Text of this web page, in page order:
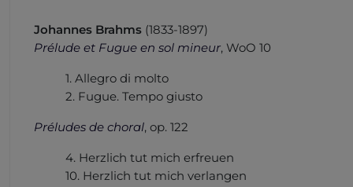
Johannes Brahms (1833-1897)
Prélude et Fugue en sol mineur, WoO 10
1. Allegro di molto
2. Fugue. Tempo giusto
Préludes de choral, op. 122
4. Herzlich tut mich erfreuen
10. Herzlich tut mich verlangen